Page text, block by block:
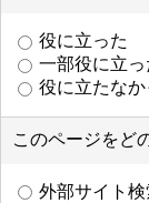
役に立った
一部役に立っ
役に立たなか
このページをど
外部サイト検